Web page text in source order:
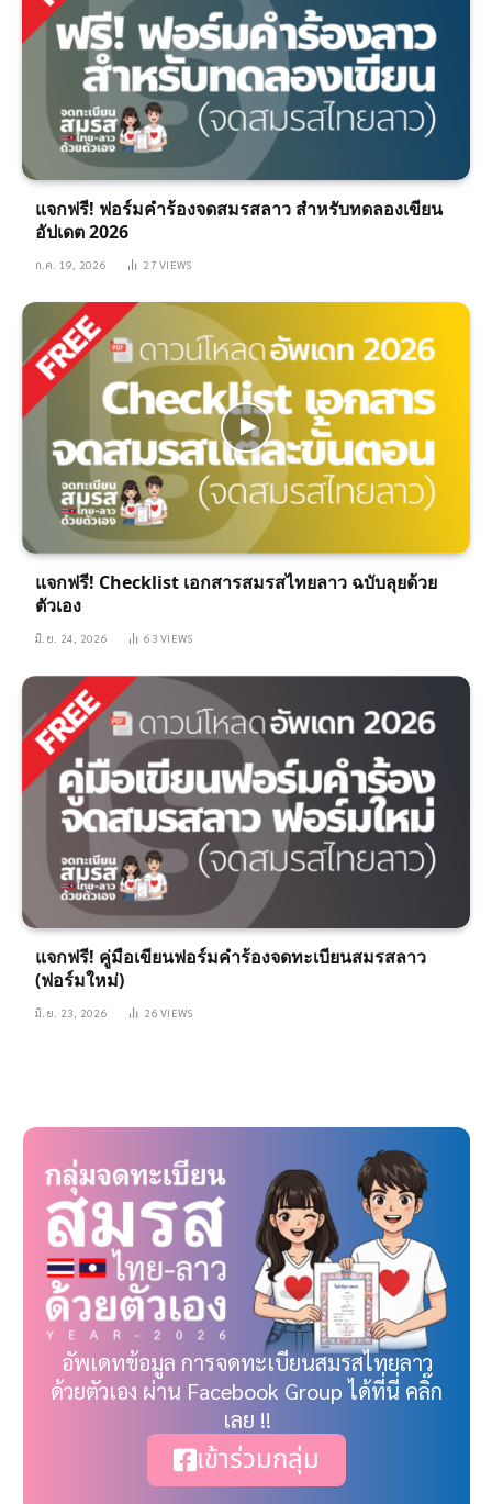
แจกฟรี! ฟอร์มคำร้องจดสมรสลาว สำหรับทดลองเขียน
อัปเดต 2026
ก.ค. 19, 2026 27VIEWS
แจกฟรี! Checklist เอกสารสมรสไทยลาว ฉบับลุยด้วย
ตัวเอง
มิ.ย. 24, 2026 63VIEWS
แจกฟรี! คู่มือเขียนฟอร์มคำร้องจดทะเบียนสมรสลาว
(ฟอร์มใหม่)
มิ.ย. 23, 2026 26VIEWS
อัพเดทข้อมูล การจดทะเบียนสมรสไทยลาว
ด้วยตัวเอง ผ่าน Facebook Group ได้ที่นี่ คลิ๊ก
เลย !!
เข้าร่วมกลุ่ม